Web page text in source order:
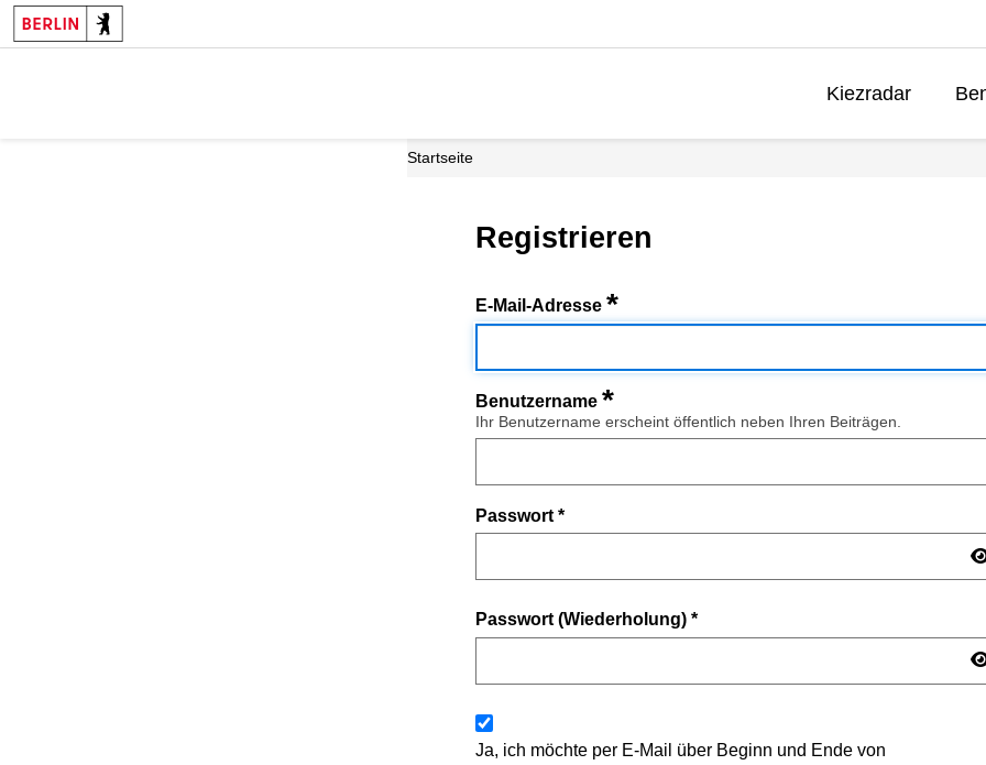
Kiezradar
Startseite
Registrieren
E-Mail-Adresse *
Benutzername *
Ihr Benutzername erscheint öffentlich neben Ihren Beiträgen.
Passwort *
Passwort (Wiederholung) *
Ja, ich möchte per E-Mail über Beginn und Ende von